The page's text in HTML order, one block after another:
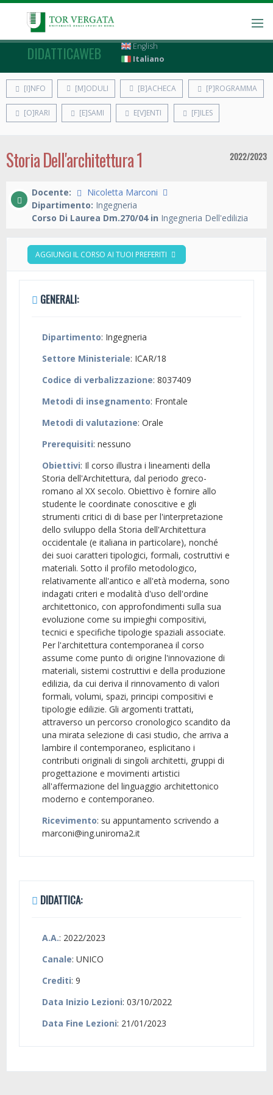
DIDATTICAWEB
English
Italiano
[I]NFO [M]ODULI [B]ACHECA [P]ROGRAMMA
[O]RARI [E]SAMI E[V]ENTI [F]ILES
Storia Dell'architettura 1 2022/2023
Docente:
Nicoletta Marconi
Dipartimento: Ingegneria
Corso Di Laurea Dm.270/04 in Ingegneria Dell'edilizia
AGGIUNGI IL CORSO AI TUOI PREFERITI
GENERALI:
Dipartimento: Ingegneria
Settore Ministeriale: ICAR/18
Codice di verbalizzazione: 8037409
Metodi di insegnamento: Frontale
Metodi di valutazione: Orale
Prerequisiti: nessuno
Obiettivi: Il corso illustra i lineamenti della
Storia dell'Architettura, dal periodo greco-
romano al XX secolo. Obiettivo è fornire allo
studente le coordinate conoscitive e gli
strumenti critici di di base per l'interpretazione
dello sviluppo della Storia dell'Architettura
occidentale (e italiana in particolare), nonché
dei suoi caratteri tipologici, formali, costruttivi e
materiali. Sotto il profilo metodologico,
relativamente all'antico e all'età moderna, sono
indagati criteri e modalità d'uso dell'ordine
architettonico, con approfondimenti sulla sua
evoluzione come su impieghi compositivi,
tecnici e specifiche tipologie spaziali associate.
Per l'architettura contemporanea il corso
assume come punto di origine l'innovazione di
materiali, sistemi costruttivi e della produzione
edilizia, da cui deriva il rinnovamento di valori
formali, volumi, spazi, principi compositivi e
tipologie edilizie. Gli argomenti trattati,
attraverso un percorso cronologico scandito da
una mirata selezione di casi studio, che arriva a
lambire il contemporaneo, esplicitano i
contributi originali di singoli architetti, gruppi di
progettazione e movimenti artistici
all'affermazione del linguaggio architettonico
moderno e contemporaneo.
Ricevimento: su appuntamento scrivendo a
marconi@ing.uniroma2.it
DIDATTICA:
A.A.: 2022/2023
Canale: UNICO
Crediti: 9
Data Inizio Lezioni: 03/10/2022
Data Fine Lezioni: 21/01/2023